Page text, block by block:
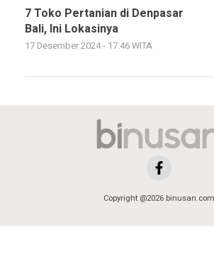
7 Toko Pertanian di Denpasar
Bali, Ini Lokasinya
17 Desember 2024 - 17:46 WITA
Copyright @2026 binusan.com